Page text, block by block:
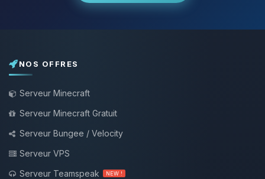
NOS OFFRES
Serveur Minecraft
Serveur Minecraft Gratuit
Serveur Bungee / Velocity
Serveur VPS
Serveur Teamspeak
NEW !